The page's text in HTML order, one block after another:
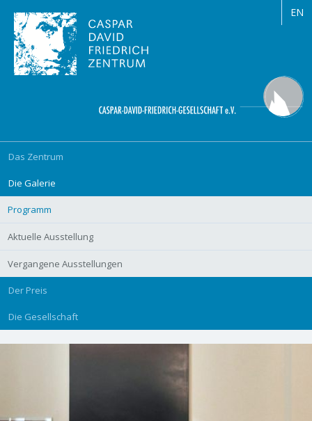
EN
überspringen
Das Zentrum
Die Galerie
Programm
Aktuelle Ausstellung
Vergangene Ausstellungen
Der Preis
Die Gesellschaft